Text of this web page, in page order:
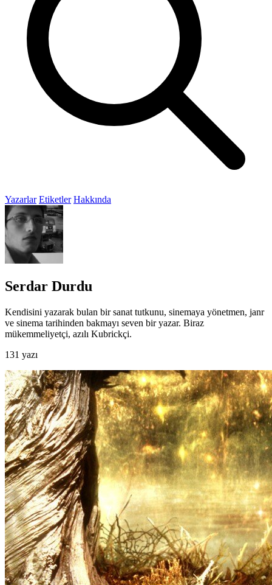
Yazarlar Etiketler Hakkında
Serdar Durdu
Kendisini yazarak bulan bir sanat tutkunu, sinemaya yönetmen, janr
ve sinema tarihinden bakmayı seven bir yazar. Biraz
mükemmeliyetçi, azılı Kubrickçi.
131 yazı